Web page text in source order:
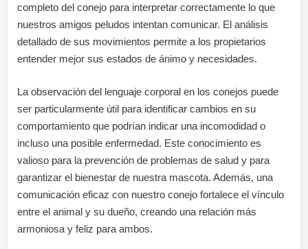
completo del conejo para interpretar correctamente lo que
nuestros amigos peludos intentan comunicar. El análisis
detallado de sus movimientos permite a los propietarios
entender mejor sus estados de ánimo y necesidades.
La observación del lenguaje corporal en los conejos puede
ser particularmente útil para identificar cambios en su
comportamiento que podrían indicar una incomodidad o
incluso una posible enfermedad. Este conocimiento es
valioso para la prevención de problemas de salud y para
garantizar el bienestar de nuestra mascota. Además, una
comunicación eficaz con nuestro conejo fortalece el vínculo
entre el animal y su dueño, creando una relación más
armoniosa y feliz para ambos.